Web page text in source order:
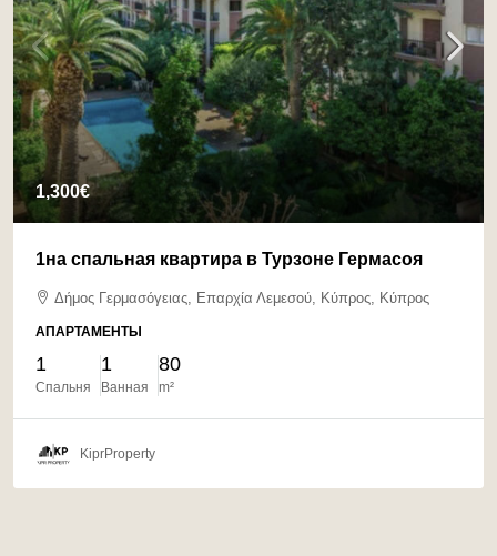
1,300€
1на спальная квартира в Турзоне Гермасоя
Δήμος Γερμασόγειας, Επαρχία Λεμεσού, Κύπρος, Κύπρος
АПАРТАМЕНТЫ
1
Спальня
1
Ванная
80
m²
KiprProperty